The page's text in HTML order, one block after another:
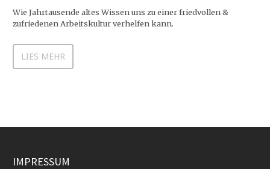
Wie Jahrtausende altes Wissen uns zu einer friedvollen &
zufriedenen Arbeitskultur verhelfen kann.
LIES MEHR
IMPRESSUM